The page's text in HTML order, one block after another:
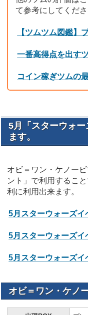
て参考にしてくださ
【ツムツム図鑑】
一番高得点を出す
コイン稼ぎツムの
5月「スターウォ
ます。
オビ＝ワン・ケノー
ント」で利用するこ
利に利用出来ます。
5月スターウォーズ
5月スターウォーズ
5月スターウォーズ
オビ＝ワン・ケノ